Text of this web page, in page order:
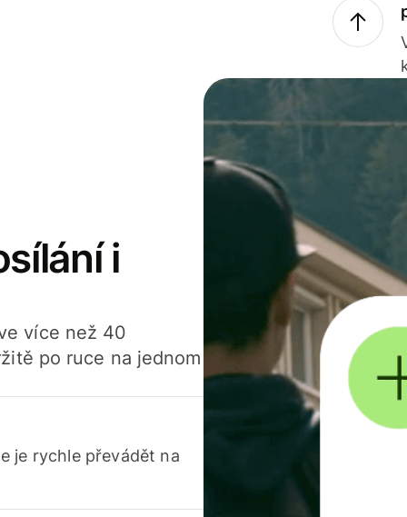
i
více než 40
po ruce na jednom
je rychle převádět na